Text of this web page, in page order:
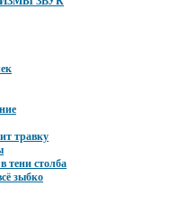
травку
тени столба
зыбко